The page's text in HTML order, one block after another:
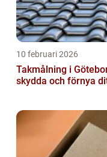
10 februari 2026
Takmålning i
skydda och förnya